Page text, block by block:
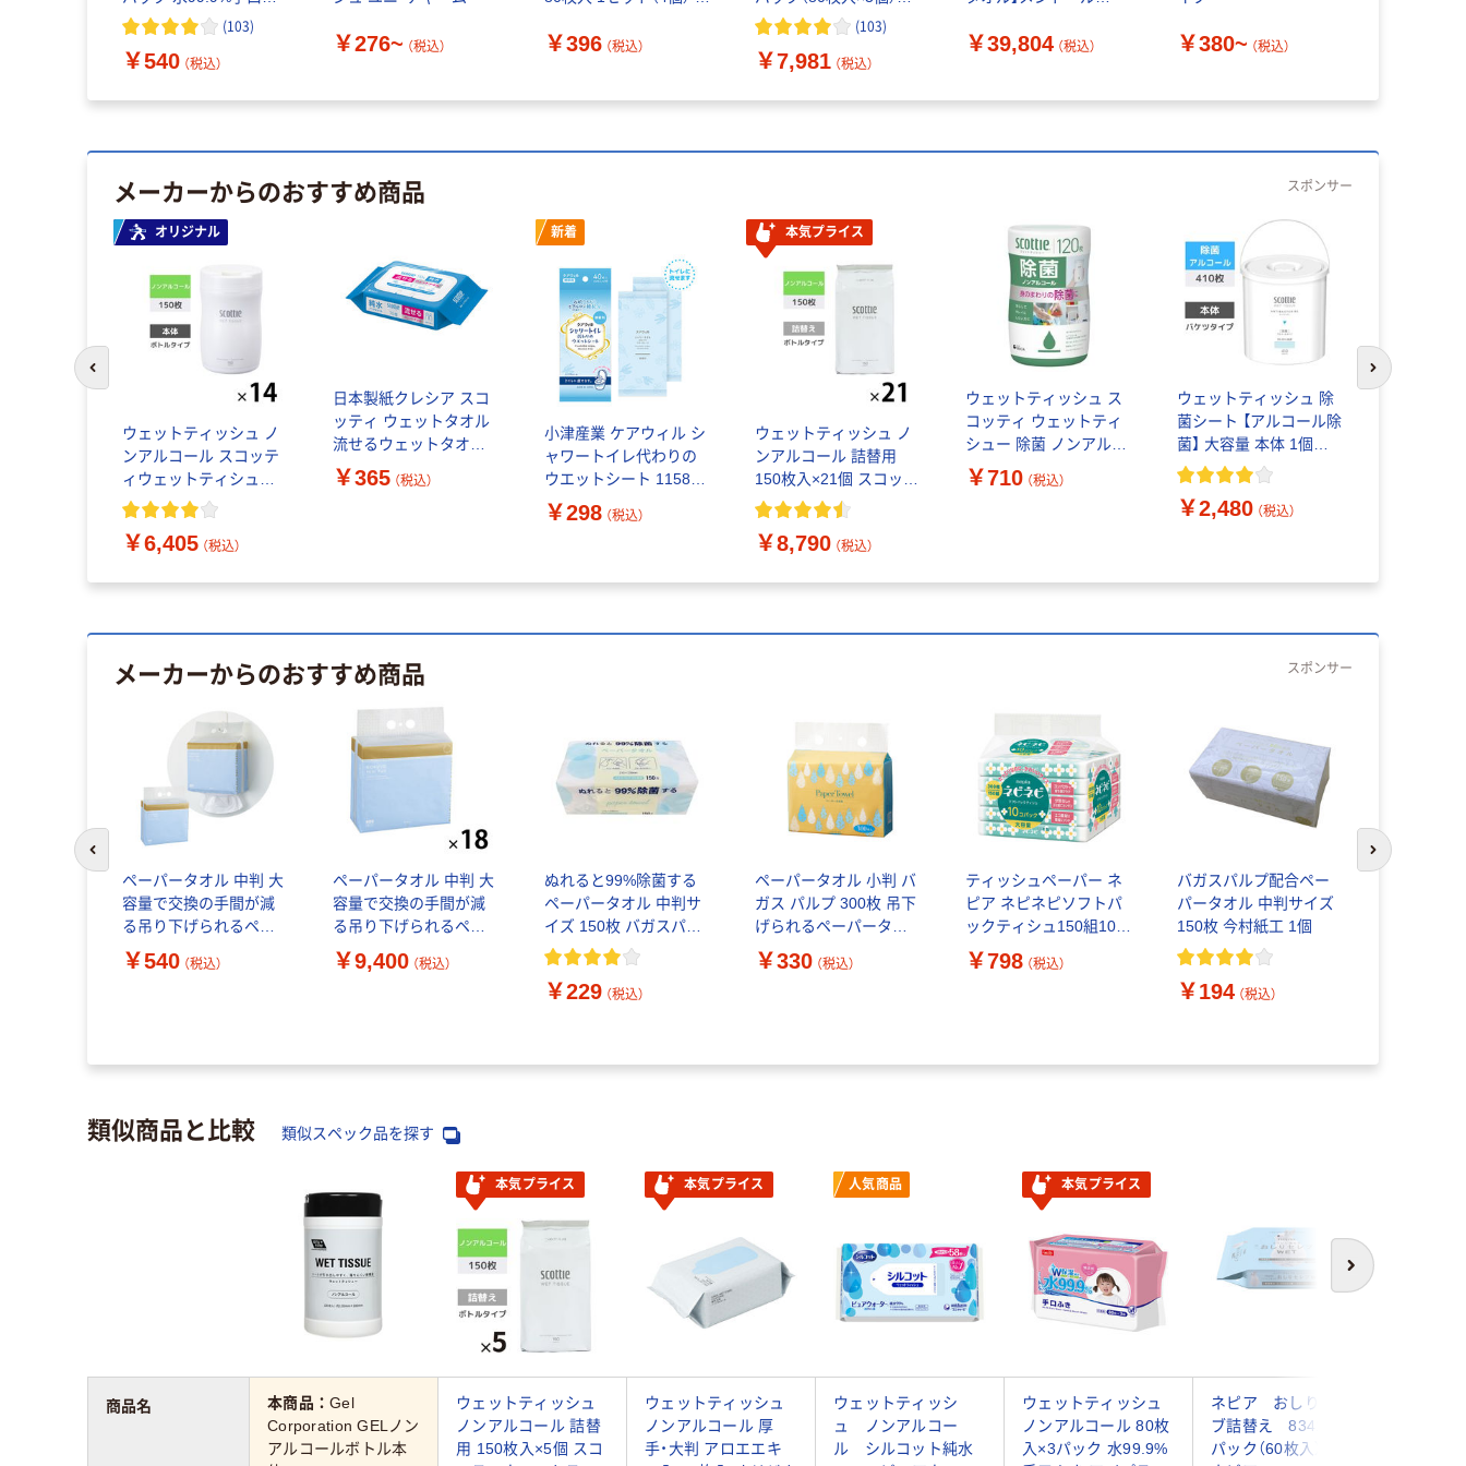
き アイプラス (103)
￥540 （税込）
￥276~ （税込） ￥396 （税込）
×16）水99.9%手口ふき
(103)
￥7,981 （税込）
品）
￥39,804 （税込） ￥380~ （税込）
メーカーからのおすすめ商品 スポンサー
オリジナル
ウェットティッシュ ノ
ンアルコール スコッテ
ィウェットティシュー
本体 150枚入×14個 日
ナル
￥6,405 （税込）
日本製紙クレシア スコ
ッティ ウェットタオル
流せるウェットタオル
純水 ノンアルコール 70
枚 1パック
￥365 （税込）
新着
小津産業 ケアウィル シ
ャワートイレ代わりの
ウエットシート 115872
1袋
￥298 （税込）
本気プライス
ウェットティッシュ ノ
ンアルコール 詰替用
150枚入×21個 スコッテ
ィウェットティシュー
ジナル
￥8,790 （税込）
ウェットティッシュ ス
コッティ ウェットティ
シュー 除菌 ノンアルコ
ール 120枚 本体 1個 日
本製紙クレシア
￥710 （税込）
ウェットティッシュ 除
菌シート 【アルコール除
菌】 大容量 本体 1個
（410枚入） スコッティ
本製紙クレシア
￥2,480 （税込）
前のスライドへ 次のスライド
メーカーからのおすすめ商品 スポンサー
ペーパータオル 中判 大
容量で交換の手間が減
る吊り下げられるペー
パータオル 1パック
（600枚入） ヒビフル コ
￥540 （税込）
ペーパータオル 中判 大
容量で交換の手間が減
る吊り下げられるペー
パータオル 1セット（1パ
ック（600枚入）×18） ヒ
￥9,400 （税込）
ぬれると99%除菌する
ペーパータオル 中判サ
イズ 150枚 バガスパル
プ配合 今村紙工 1個
￥229 （税込）
ペーパータオル 小判 バ
ガス パルプ 300枚 吊下
げられるペーパータオ
ル 1個 今村紙工
￥330 （税込）
ティッシュペーパー ネ
ピア ネピネピソフトパ
ックティシュ150組10個
パック 王子ネピア
￥798 （税込）
バガスパルプ配合ペー
パータオル 中判サイズ
150枚 今村紙工 1個
￥194 （税込）
次のスライド
類似商品と比較 類似スペック品を探す
次へ
本気プライス 本気プライス 人気商品 本気プライス
本商品：Gel
Corporation GELノン
アルコールボトル本
ウェットティッシュ
ノンアルコール 詰替
用 150枚入×5個 スコ
ウェットティッシュ
ノンアルコール 厚
手・大判 アロエエキ
ウェットティッシ
ュ ノンアルコー
ル シルコット純水
ウェットティッシュ
ノンアルコール 80枚
入×3パック 水99.9%
ネピア おしりセレ
ブ詰替え 83419 1
パック（60枚入）王子
商品名